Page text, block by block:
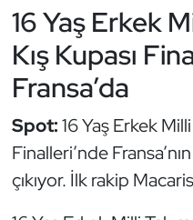
16 Yaş Erkek
Kış Kupası
Fransa’da
Spot:16 Yaş Erkek Milli
Finalleri’nde
çıkıyor. İlk rakip
Dans Sporları
Dövüş Sanatı
E-Spor
Eskrim
Futbol